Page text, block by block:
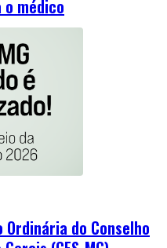
o médico
Ordinária do Conselho